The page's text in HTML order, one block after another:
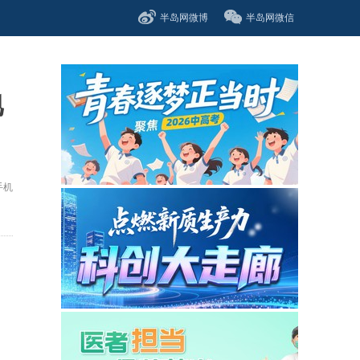
半岛网微博 半岛网微信
机